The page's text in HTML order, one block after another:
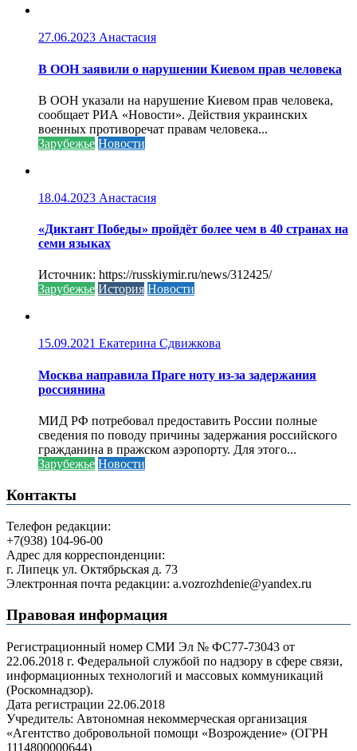
27.06.2023 Анастасия
В ООН заявили о нарушении Киевом прав человека
В ООН указали на нарушение Киевом прав человека,
сообщает РИА «Новости». Действия украинских
военных противоречат правам человека...
Зарубежье Новости
18.04.2023 Анастасия
«Диктант Победы» пройдёт более чем в 40 странах на
семи языках
Источник: https://russkiymir.ru/news/312425/
Зарубежье История Новости
15.09.2021 Екатерина Сдвижкова
Москва направила Праге ноту из-за задержания
россиянина
МИД РФ потребовал предоставить России полные
сведения по поводу причины задержания российского
гражданина в пражском аэропорту. Для этого...
Зарубежье Новости
Контакты
Телефон редакции:
+7(938) 104-96-00
Адрес для корреспонденции:
г. Липецк ул. Октябрьская д. 73
Электронная почта редакции: a.vozrozhdenie@yandex.ru
Правовая информация
Регистрационный номер СМИ Эл № ФС77-73043 от
22.06.2018 г. Федеральной службой по надзору в сфере связи,
информационных технологий и массовых коммуникаций
(Роскомнадзор).
Дата регистрации 22.06.2018
Учредитель: Автономная некоммерческая организация
«Агентство добровольной помощи «Возрождение» (ОГРН
1114800000644)